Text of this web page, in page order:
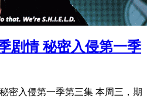
剧情 秘密入侵第一季
密入侵第一季第三集 本周三，期